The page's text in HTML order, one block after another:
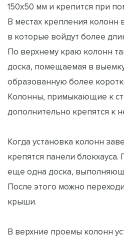
150х50 мм и крепится при
В местах крепления колонн
в которые войдут более
По верхнему краю колонн
доска, помещаемая в
образованную более
Колонны, примыкающие к
дополнительно крепятся к
Когда установка колонн
крепятся панели блокхауса.
еще одна доска,
После этого можно
крыши.
В верхние проемы колонн